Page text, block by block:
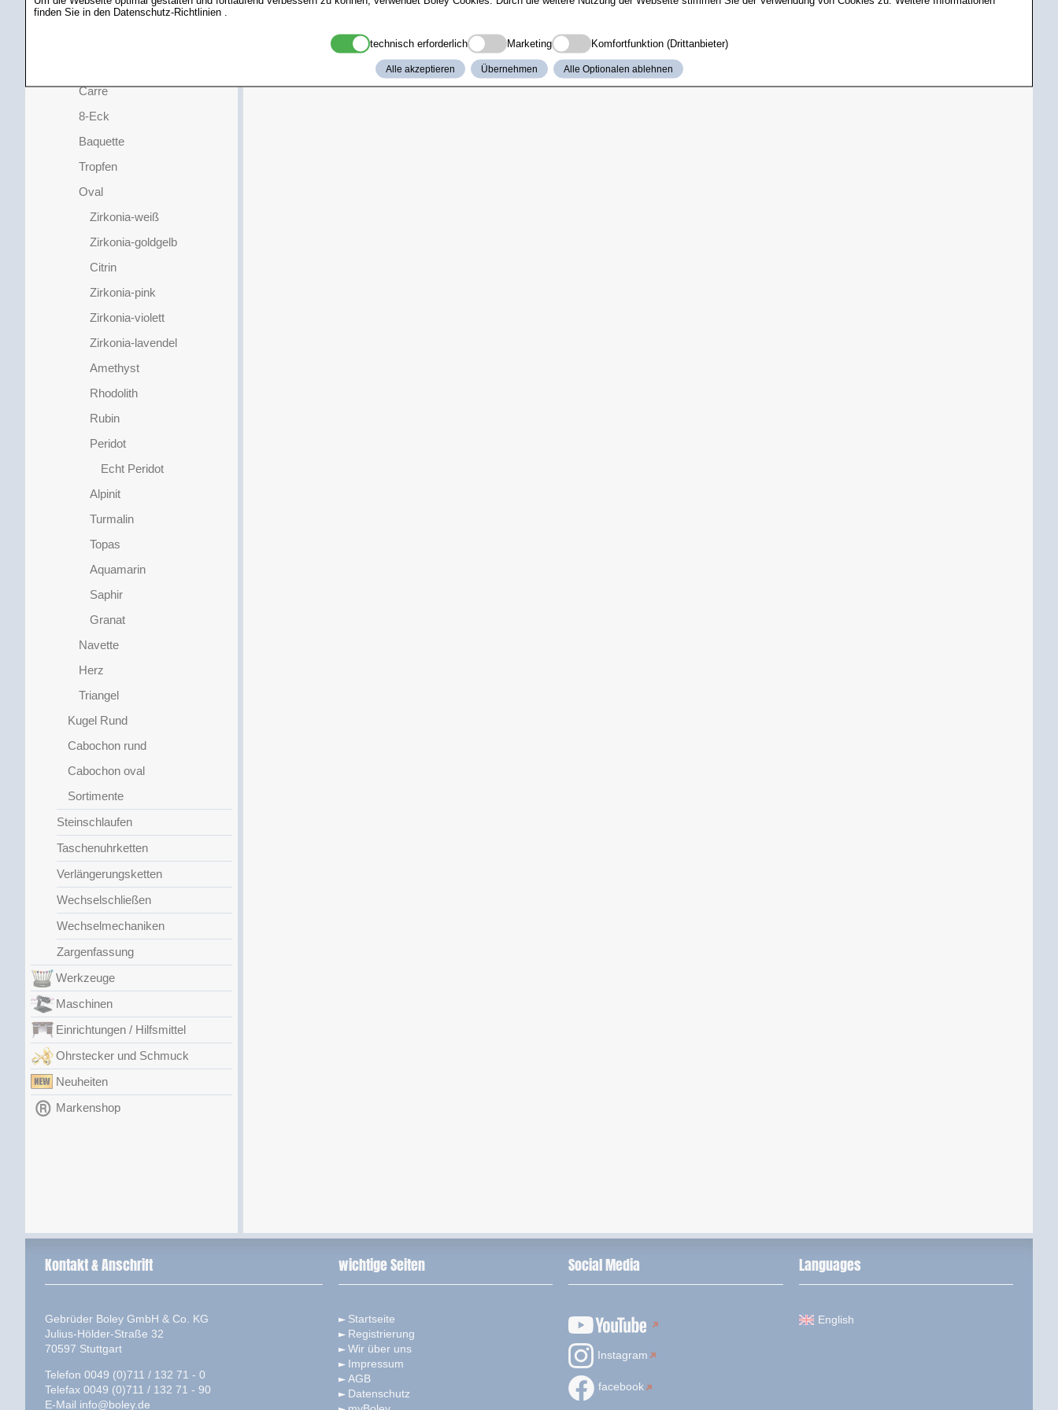
Steine/Kugeln
Carre
8-Eck
Baquette
Tropfen
Oval
Zirkonia-weiß
Zirkonia-goldgelb
Citrin
Zirkonia-pink
Zirkonia-violett
Zirkonia-lavendel
Amethyst
Rhodolith
Rubin
Peridot
Echt Peridot
Alpinit
Turmalin
Topas
Aquamarin
Saphir
Granat
Navette
Herz
Triangel
Kugel Rund
Cabochon rund
Cabochon oval
Sortimente
Steinschlaufen
Taschenuhrketten
Verlängerungsketten
Wechselschließen
Wechselmechaniken
Zargenfassung
Werkzeuge
Maschinen
Einrichtungen / Hilfsmittel
Ohrstecker und Schmuck
Neuheiten
Markenshop
finden Sie in den Datenschutz-Richtlinien
technisch erforderlich Marketing Komfortfunktion (Drittanbieter)
Alle akzeptieren Übernehmen Alle Optionalen ablehnen
Kontakt & Anschrift
Gebrüder Boley GmbH & Co. KG
Julius-Hölder-Straße 32
70597 Stuttgart
Telefon 0049 (0)711 / 132 71 - 0
Telefax 0049 (0)711 / 132 71 - 90
E-Mail info@boley.de
wichtige Seiten
Startseite
Registrierung
Wir über uns
Impressum
AGB
Datenschutz
Social Media
Instagram
facebook
Languages
English